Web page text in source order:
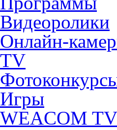
Видеоролики
Онлайн-
TV
Игры
WEACOM TV